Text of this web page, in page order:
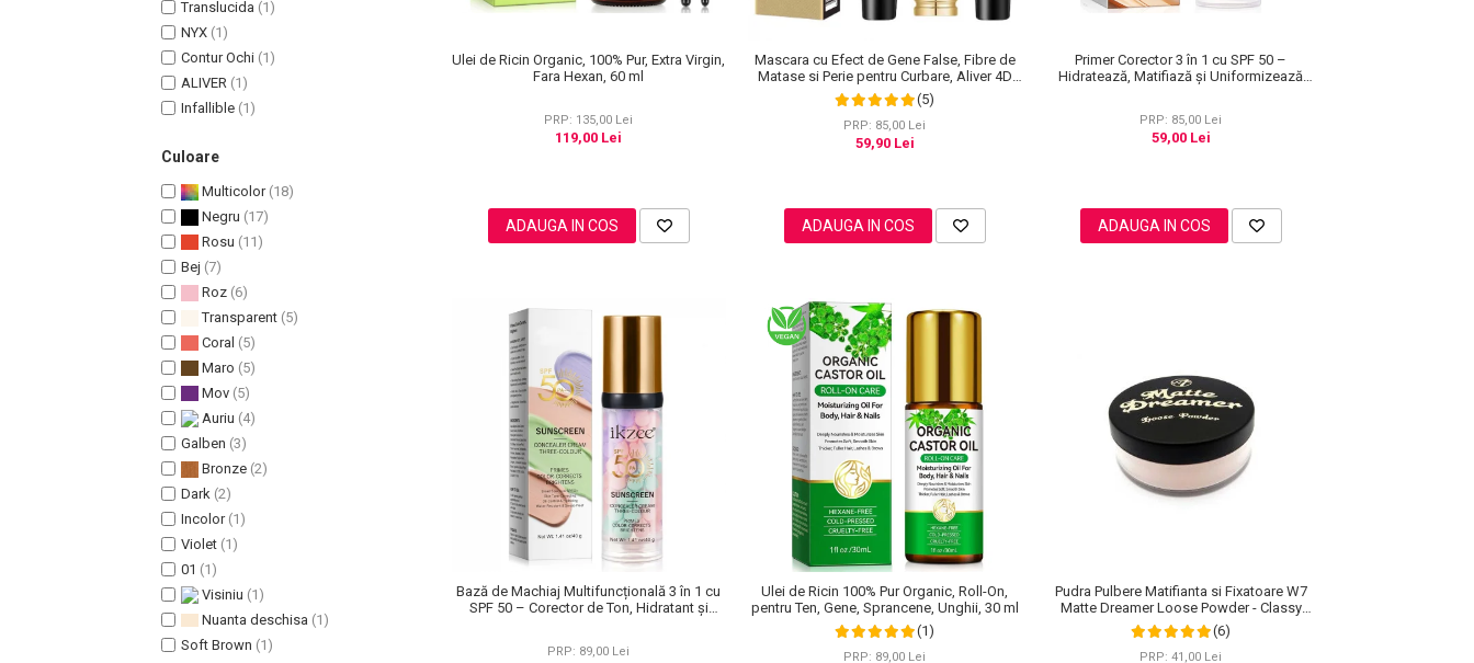
Translucida (1)
NYX (1)
Contur Ochi (1)
ALIVER (1)
Infallible (1)
Culoare
Multicolor (18)
Negru (17)
Rosu (11)
Bej (7)
Roz (6)
Transparent (5)
Coral (5)
Maro (5)
Mov (5)
Auriu (4)
Galben (3)
Bronze (2)
Dark (2)
Incolor (1)
Violet (1)
01 (1)
Visiniu (1)
Nuanta deschisa (1)
Soft Brown (1)
Ulei de Ricin Organic, 100% Pur, Extra Virgin,
Fara Hexan, 60 ml
PRP: 135,00 Lei
119,00 Lei
ADAUGA IN COS
Mascara cu Efect de Gene False, Fibre de
Matase si Perie pentru Curbare, Aliver 4D
Extra Volume, Waterproof, Negru,10 g
(5)
PRP: 85,00 Lei
59,90 Lei
ADAUGA IN COS
Primer Corector 3 în 1 cu SPF 50 –
Hidratează, Matifiază și Uniformizează
PRP: 85,00 Lei
59,00 Lei
ADAUGA IN COS
Bază de Machiaj Multifuncțională 3 în 1 cu
SPF 50 – Corector de Ton, Hidratant și
PRP: 89,00 Lei
Ulei de Ricin 100% Pur Organic, Roll-On,
pentru Ten, Gene, Sprancene, Unghii, 30 ml
(1)
PRP: 89,00 Lei
Pudra Pulbere Matifianta si Fixatoare W7
Matte Dreamer Loose Powder - Classy
Cameo, 20g(6)
PRP: 41,00 Lei